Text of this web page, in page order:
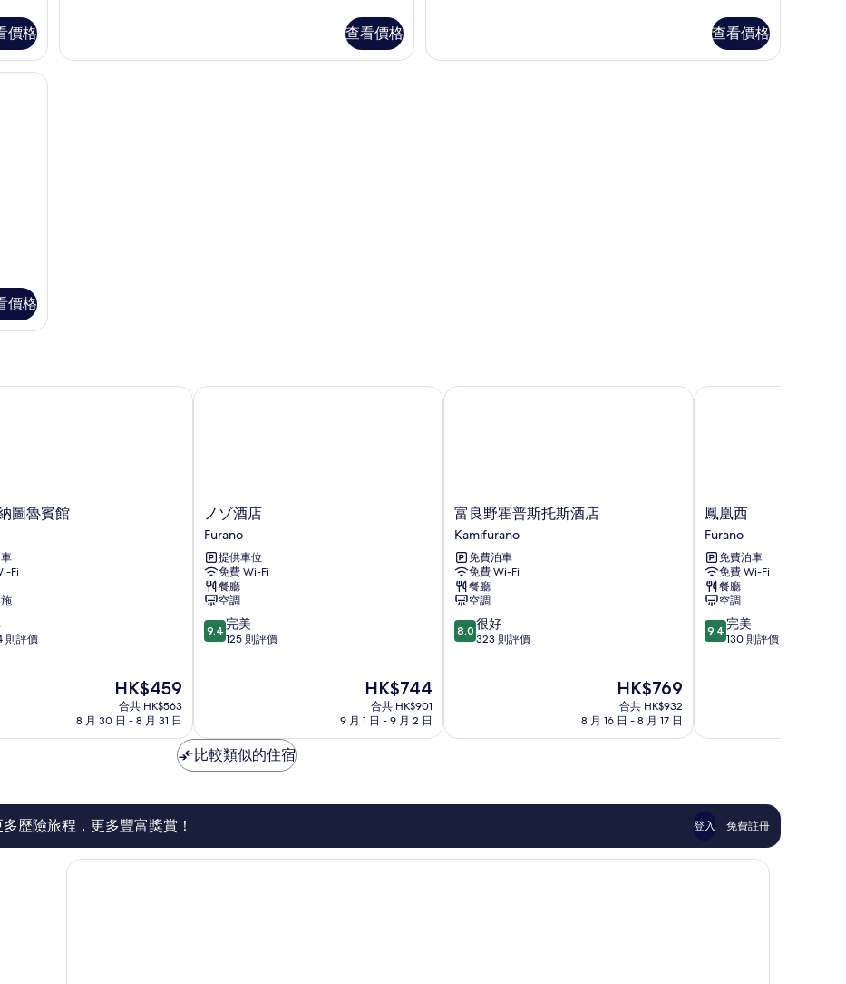
價格
私
張
查看價格
非
2
查看價格
、隔音
價格
圖魯賓館
Fi
則評價
現
售
HK$459
HK$459
合共 HK$563
8 月 30 日 - 8 月 31 日
魯賓館
ノ
ゾ
酒
店
Furano
ノゾ酒店
Furano
提供車位
免費 Wi-Fi
餐廳
空調
9.4
分
完
美，
125
評
評
9.4 完美
125 則評價
現
售
HK$744
HK$744
合共 HK$901
9 月 1 日 - 9 月 2 日
ノゾ酒店
富
良
野
霍
普
斯
托
斯
酒
富良野霍普斯托斯酒店
Kamifurano
免費泊車
免費 Wi-Fi
餐廳
空調
8.0
分
很
評
評
8.0 很好
323 則評價
現
售
HK$769
HK$769
合共 HK$932
8 月 16 日 - 8 月 17 日
富良野霍普斯托斯酒店
鳳
凰
西
Furano
鳳凰西
Furano
免費泊車
免費 Wi-Fi
餐廳
空調
9.4
分
完
評
價
篇
評
9.4 完美
130 則評價
鳳凰西
比較類似的住宿
歷險旅程，更多豐富獎賞！ 登入 免費註冊